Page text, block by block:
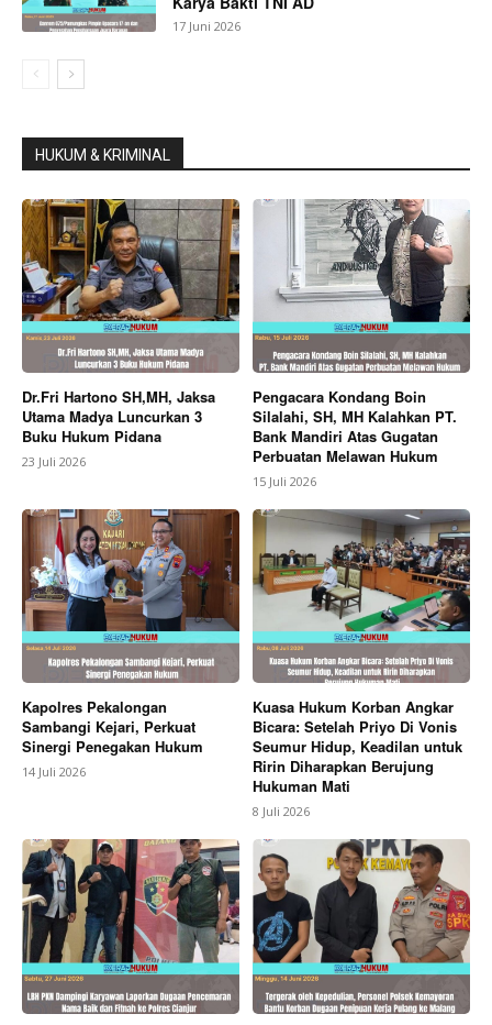
17 Juni 2026
HUKUM & KRIMINAL
Dr.Fri Hartono SH,MH, Jaksa
Utama Madya Luncurkan 3
Buku Hukum Pidana
23 Juli 2026
Pengacara Kondang Boin
Silalahi, SH, MH Kalahkan PT.
Bank Mandiri Atas Gugatan
Perbuatan Melawan Hukum
15 Juli 2026
Kapolres Pekalongan
Sambangi Kejari, Perkuat
Sinergi Penegakan Hukum
14 Juli 2026
Kuasa Hukum Korban Angkar
Bicara: Setelah Priyo Di Vonis
Seumur Hidup, Keadilan untuk
Ririn Diharapkan Berujung
Hukuman Mati
8 Juli 2026